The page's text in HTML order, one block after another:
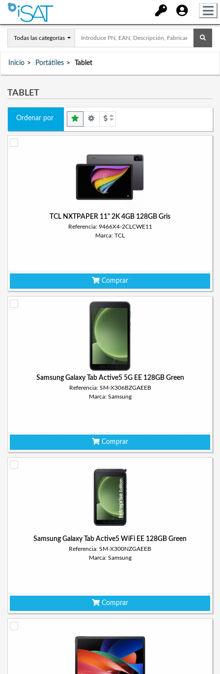
Todas las categorías
Inicio Portátiles Tablet
TABLET
Ordenar por
TCL NXTPAPER 11" 2K 4GB 128GB Gris
Referencia: 9466X4-2CLCWE11
Marca: TCL
Comprar
Samsung Galaxy Tab Active5 5G EE 128GB Green
Referencia: SM-X306BZGAEEB
Marca: Samsung
Comprar
Samsung Galaxy Tab Active5 WiFi EE 128GB Green
Referencia: SM-X300NZGAEEB
Marca: Samsung
Comprar